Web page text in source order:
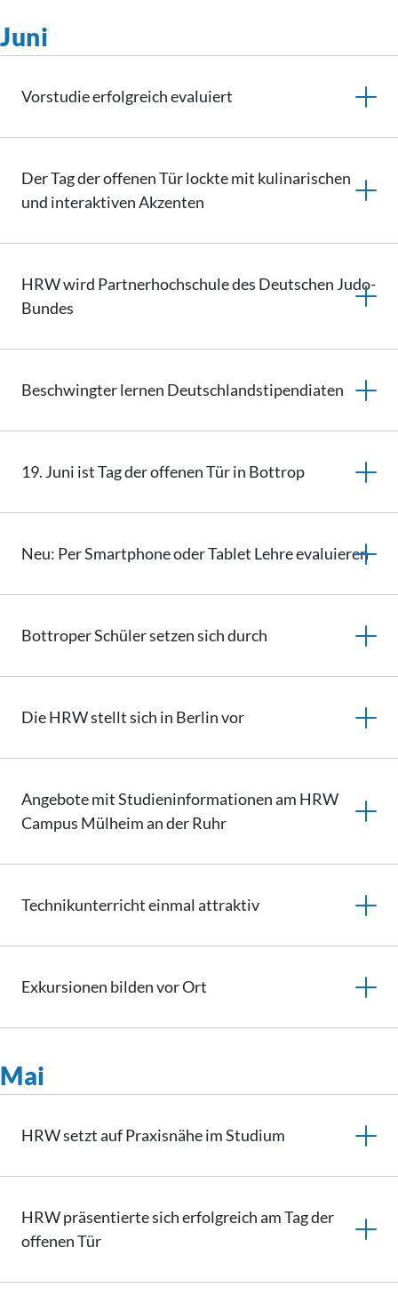
Juni
Vorstudie erfolgreich evaluiert
Der Tag der offenen Tür lockte mit kulinarischen
und interaktiven Akzenten
HRW wird Partnerhochschuledes Deutschen Judo-
Bundes
Beschwingter lernen Deutschlandstipendiaten
19. Juni ist Tag der offenen Tür in Bottrop
Neu: Per Smartphone oder Tablet Lehre evaluieren
Bottroper Schüler setzen sich durch
Die HRW stellt sich in Berlin vor
Angebote mitStudieninformationenam HRW
Campus Mülheim an der Ruhr
Technikunterrichteinmal attraktiv
Exkursionen bilden vor Ort
Mai
HRW setzt auf Praxisnähe im Studium
HRW präsentierte sich erfolgreich am Tag der
offenen Tür